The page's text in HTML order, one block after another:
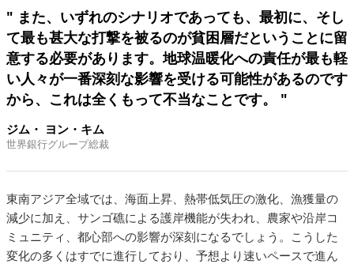
" また、いずれのシナリオであっても、最初に、そし
て最も甚大な打撃を被るのが貧困層だということに留
意する必要があります。地球温暖化への責任が最も軽
い人々が一番深刻な影響を受ける可能性があるのです
から、これは全くもって不当なことです。 "
ジム・ ヨン・キム
世界銀行グループ総裁
東南アジア全域では、海面上昇、熱帯低気圧の激化、漁獲量の
減少に加え、サンゴ礁による護岸機能が失われ、農家や沿岸コ
ミュニティ、都心部への影響が深刻になるでしょう。こうした
変化の多くはすでに進行しており、予想より速いペースで進ん